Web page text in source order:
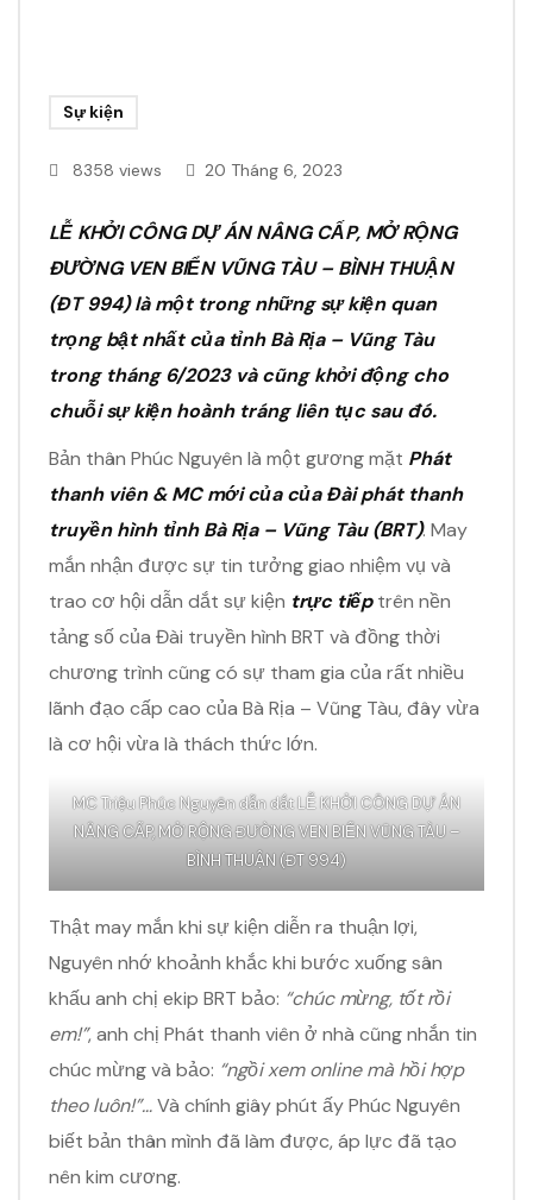
Sự kiện
8358 views 20 Tháng 6, 2023
LỄ KHỞI CÔNG DỰ ÁN NÂNG CẤP, MỞ RỘNG
ĐƯỜNG VEN BIỂN VŨNG TÀU – BÌNH THUẬN
(ĐT 994) là một trong những sự kiện quan
trọng bật nhất của tỉnh Bà Rịa – Vũng Tàu
trong tháng 6/2023 và cũng khởi động cho
chuỗi sự kiện hoành tráng liên tục sau đó.
Bản thân Phúc Nguyên là một gương mặt Phát
thanh viên & MC mới của của Đài phát thanh
truyền hình tỉnh Bà Rịa – Vũng Tàu (BRT). May
mắn nhận được sự tin tưởng giao nhiệm vụ và
trao cơ hội dẫn dắt sự kiện trực tiếptrên nền
tảng số của Đài truyền hình BRT và đồng thời
chương trình cũng có sự tham gia của rất nhiều
lãnh đạo cấp cao của Bà Rịa – Vũng Tàu, đây vừa
là cơ hội vừa là thách thức lớn.
MC Triệu Phúc Nguyên dẫn dắt LỄ KHỞI CÔNG DỰ ÁN
NÂNG CẤP, MỞ RỘNG ĐƯỜNG VEN BIỂN VŨNG TÀU –
BÌNH THUẬN (ĐT 994)
Thật may mắn khi sự kiện diễn ra thuận lợi,
Nguyên nhớ khoảnh khắc khi bước xuống sân
khấu anh chị ekip BRT bảo: “chúc mừng, tốt rồi
em!”, anh chị Phát thanh viên ở nhà cũng nhắn tin
chúc mừng và bảo: “ngồi xem online mà hồi hợp
theo luôn!”…Và chính giây phút ấy Phúc Nguyên
biết bản thân mình đã làm được, áp lực đã tạo
nên kim cương.